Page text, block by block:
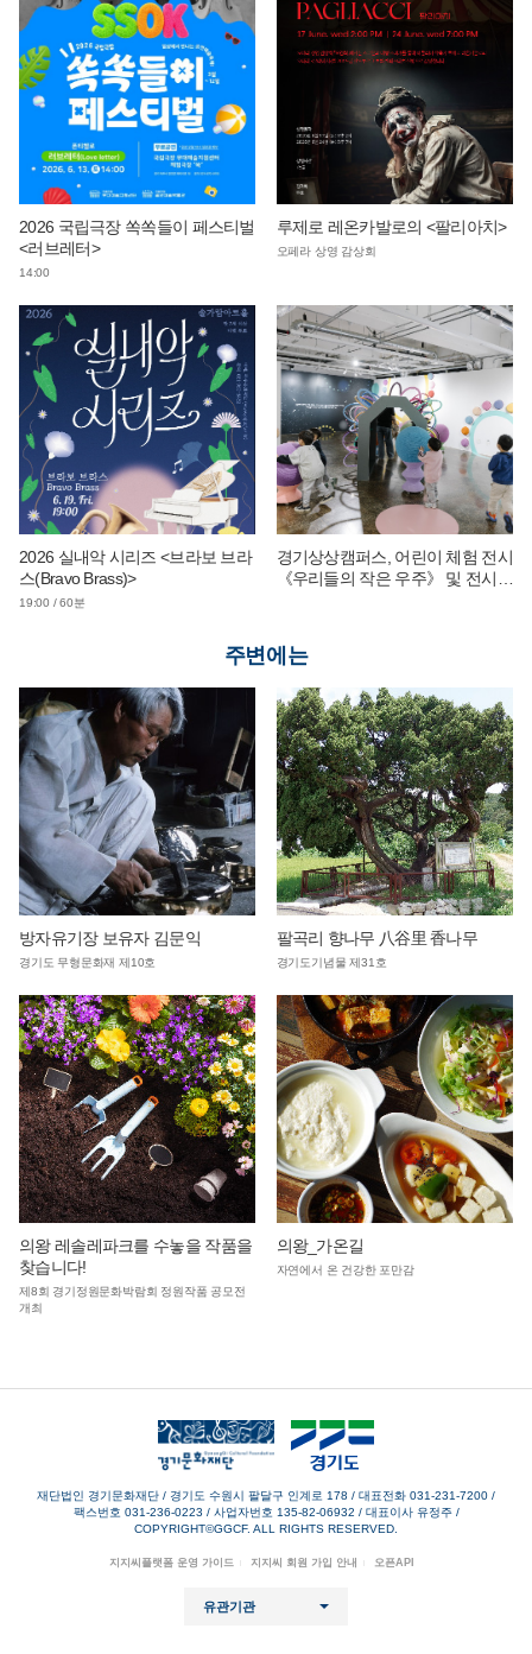
2026 국립극장 쏙쏙들이 페스티벌
<러브레터>
14:00
루제로 레온카발로의 <팔리아치>
오페라 상영 감상회
2026 실내악 시리즈 <브라보 브라
스(Bravo Brass)>
19:00 / 60분
경기상상캠퍼스, 어린이 체험 전시
《우리들의 작은 우주》 및 전시
주변에는
방자유기장 보유자 김문익
경기도 무형문화재 제10호
팔곡리 향나무 八谷里 香나무
경기도기념물 제31호
의왕 레솔레파크를 수놓을 작품을
찾습니다!
제8회 경기정원문화박람회 정원작품 공모전
개최
의왕_가온길
자연에서 온 건강한 포만감
재단법인 경기문화재단 / 경기도 수원시 팔달구 인계로 178 / 대표전화 031-231-7200 /
팩스번호 031-236-0223 / 사업자번호 135-82-06932 / 대표이사 유정주/
COPYRIGHT©GGCF. ALL RIGHTS RESERVED.
지지씨플랫폼 운영 가이드 지지씨 회원 가입 안내 오픈API